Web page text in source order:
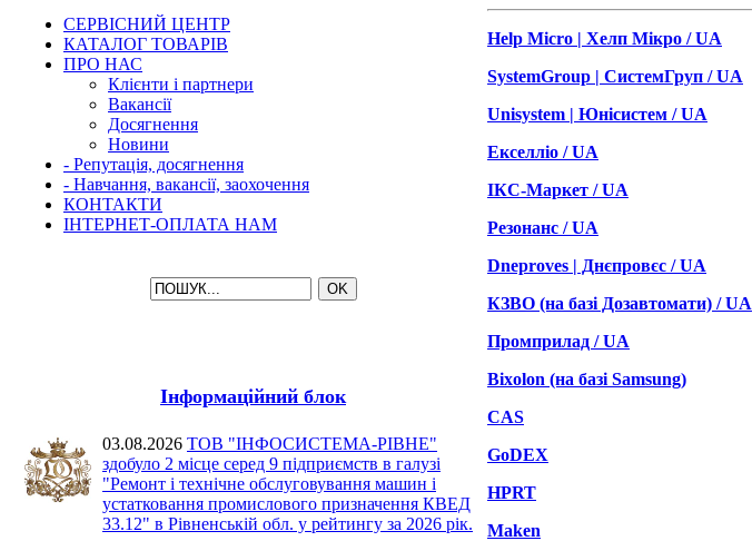
СЕРВІСНИЙ ЦЕНТР
КАТАЛОГ ТОВАРІВ
ПРО НАС
Клієнти і партнери
Вакансії
Досягнення
Новини
- Репутація, досягнення
- Навчання, вакансії, заохочення
КОНТАКТИ
ІНТЕРНЕТ-ОПЛАТА НАМ
Інформаційний блок
03.08.2026 ТОВ "ІНФОСИСТЕМА-РІВНЕ"
здобуло 2 місце серед 9 підприємств в галузі
"Ремонт і технічне обслуговування машин і
устатковання промислового призначення КВЕД
33.12" в Рівненській обл. у рейтингу за 2026 рік.
Help Micro | Хелп Мікро / UA
SystemGroup | СистемГруп / UA
Unisystem | Юнісистем / UA
Екселліо / UA
ІКС-Маркет / UA
Резонанс / UA
Dneproves | Днєпровєс / UA
КЗВО (на базі Дозавтомати) / UA
Промприлад / UA
Bixolon (на базі Samsung)
CAS
GoDEX
HPRT
Maken